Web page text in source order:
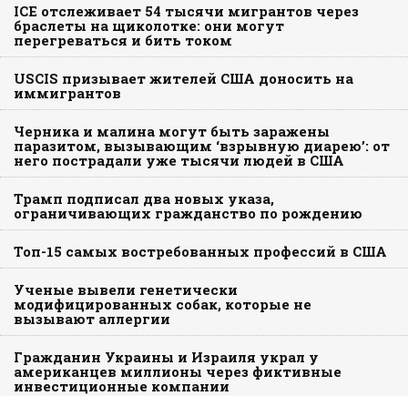
ICE отслеживает 54 тысячи мигрантов через
браслеты на щиколотке: они могут
перегреваться и бить током
USCIS призывает жителей США доносить на
иммигрантов
Черника и малина могут быть заражены
паразитом, вызывающим ‘взрывную диарею’: от
него пострадали уже тысячи людей в США
Трамп подписал два новых указа,
ограничивающих гражданство по рождению
Топ-15 самых востребованных профессий в США
Ученые вывели генетически
модифицированных собак, которые не
вызывают аллергии
Гражданин Украины и Израиля украл у
американцев миллионы через фиктивные
инвестиционные компании